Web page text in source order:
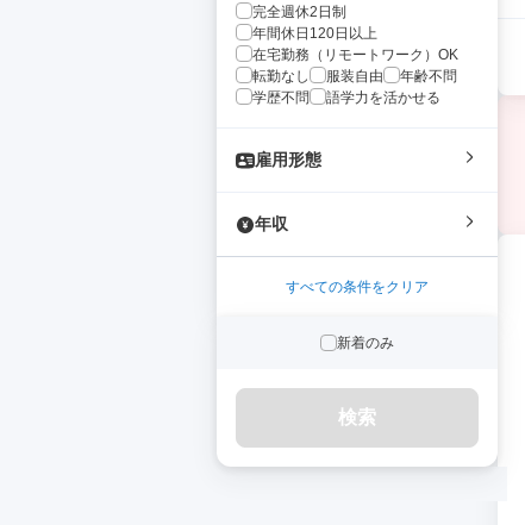
完全週休2日制
年間休日120日以上
在宅勤務（リモートワーク）OK
転勤なし
服装自由
年齢不問
学歴不問
語学力を活かせる
雇用形態
年収
すべての条件をクリア
新着のみ
検索